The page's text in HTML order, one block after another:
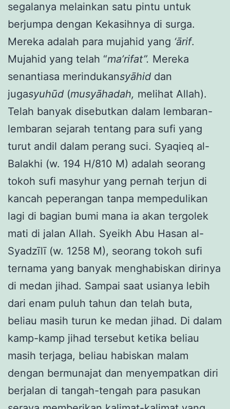
segalanya melainkan satu pintu untuk
berjumpa dengan Kekasihnya di surga.
Mereka adalah para mujahid yang ‘ārif.
Mujahid yang telah “ma’rifat”. Mereka
senantiasa merindukansyāhid dan
jugasyuhūd (musyāhadah, melihat Allah).
Telah banyak disebutkan dalam lembaran-
lembaran sejarah tentang para sufi yang
turut andil dalam perang suci. Syaqieq al-
Balakhi (w. 194 H/810 M) adalah seorang
tokoh sufi masyhur yang pernah terjun di
kancah peperangan tanpa mempedulikan
lagi di bagian bumi mana ia akan tergolek
mati di jalan Allah. Syeikh Abu Hasan al-
Syadzīlī (w. 1258 M), seorang tokoh sufi
ternama yang banyak menghabiskan dirinya
di medan jihad. Sampai saat usianya lebih
dari enam puluh tahun dan telah buta,
beliau masih turun ke medan jihad. Di dalam
kamp-kamp jihad tersebut ketika beliau
masih terjaga, beliau habiskan malam
dengan bermunajat dan menyempatkan diri
berjalan di tangah-tengah para pasukan